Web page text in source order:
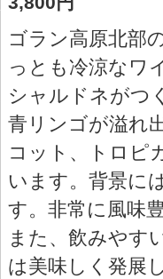
ゴラン高原北部
っとも冷涼なワ
シャルドネがつ
青リンゴが溢れ
コット、トロピ
います。背景に
す。非常に風味
また、飲みやす
は美味しく発展